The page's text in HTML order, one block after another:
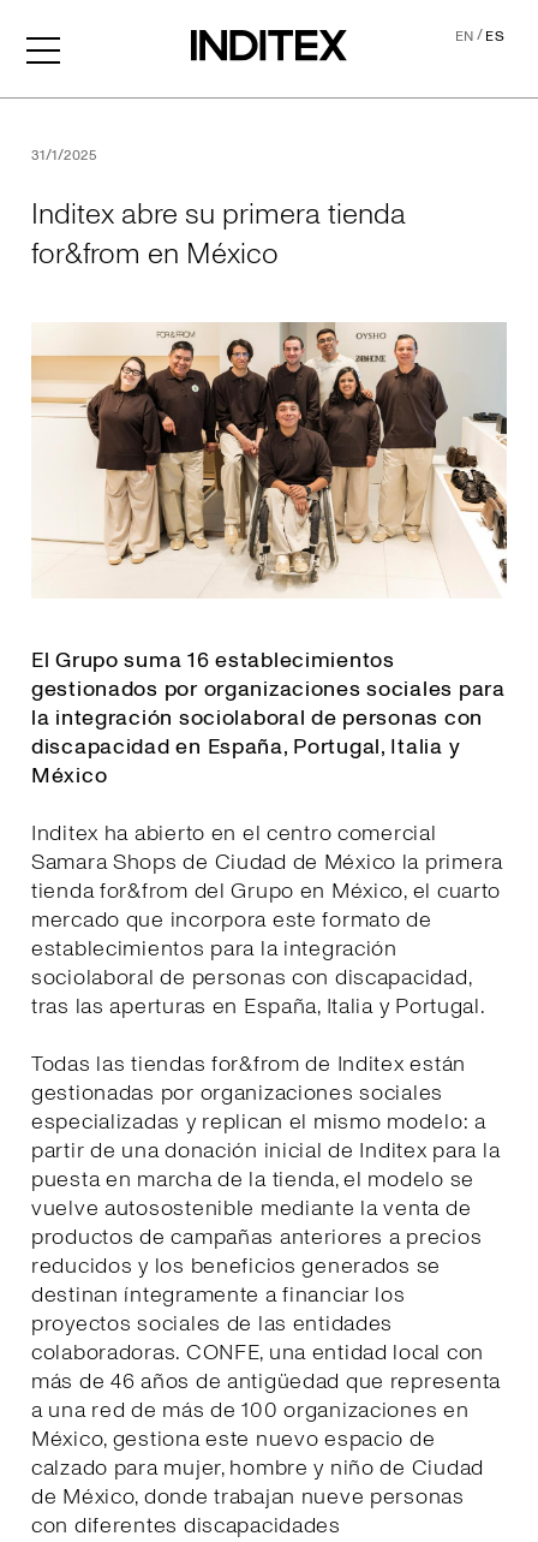
EN/ES
31/1/2025
Inditex abre su primera tienda
for&from en México
El Grupo suma 16 establecimientos
gestionados por organizaciones sociales para
la integración sociolaboral de personas con
discapacidad en España, Portugal, Italia y
México
Inditex ha abierto en el centro comercial
Samara Shops de Ciudad de México la primera
tienda for&from del Grupo en México, el cuarto
mercado que incorpora este formato de
establecimientos para la integración
sociolaboral de personas con discapacidad,
tras las aperturas en España, Italia y Portugal.
Todas las tiendas for&from de Inditex están
gestionadas por organizaciones sociales
especializadas y replican el mismo modelo: a
partir de una donación inicial de Inditex para la
puesta en marcha de la tienda, el modelo se
vuelve autosostenible mediante la venta de
productos de campañas anteriores a precios
reducidos y los beneficios generados se
destinan íntegramente a financiar los
proyectos sociales de las entidades
colaboradoras. CONFE, una entidad local con
más de 46 años de antigüedad que representa
a una red de más de 100 organizaciones en
México, gestiona este nuevo espacio de
calzado para mujer, hombre y niño de Ciudad
de México, donde trabajan nueve personas
con diferentes discapacidades